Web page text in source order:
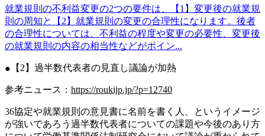
就業規則の不利益変更の2つの要件は、【1】変更後の就業規
則の周知と【2】就業規則の変更の合理性になります。後者
の合理性については、不利益の程度や変更の必要性、変更後
の就業規則の内容の相当性などがポイン...
【2】過半数代表者の見直し議論が加熱
参考ニュース： https://roukijp.jp/?p=12740
36協定や就業規則の意見書に名前を書く人、というイメージ
が強いであろう過半数代表者についての課題や今後のあり方